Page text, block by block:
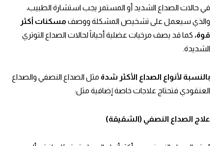
في حالات الصداع الشديد أو المستمر يجب استشارة الطبيب،
والذي سيعمل على تشخيص المشكلة ووصف مسكنات أكثر
قوة، كما قد يصف مرخيات عضلية أحياناً لحالات الصداع التوتري
الشديدة.
بالنسبة لأنواع الصداع الأكثر شدة مثل الصداع النصفي والصداع
العنقودي فتحتاج علاجات خاصة إضافية مثل:
علاج الصداع النصفي (الشقيقة)